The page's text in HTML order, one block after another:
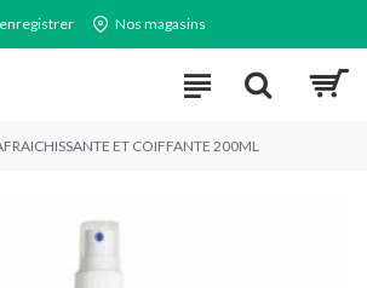
Nos magasins
ET COIFFANTE 200ML